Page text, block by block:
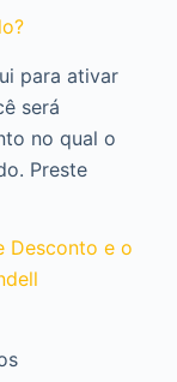
para ativar
será
no qual o
Preste
Desconto e o